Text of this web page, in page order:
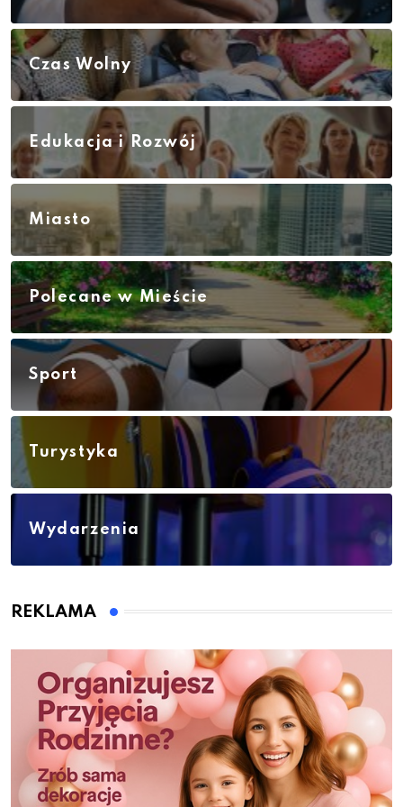
Czas Wolny
Edukacja i Rozwój
Miasto
Polecane w Mieście
Sport
Turystyka
Wydarzenia
REKLAMA